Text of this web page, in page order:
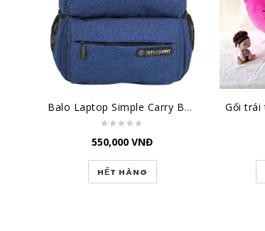
Balo Laptop Simple Carry B2B01 L.NAVY
550,000 VNĐ
HẾT HÀNG